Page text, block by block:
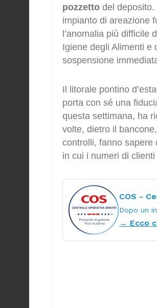
pozzetto del
impianto di areazione
l’anomalia più difficile
Igiene degli Alimenti e
sospensione
Il litorale pontino
porta con sé una
questa settimana, ha
volte, dietro il
controlli, fanno sapere
in cui i numeri di
COS -
Dopo un
→ Ecco